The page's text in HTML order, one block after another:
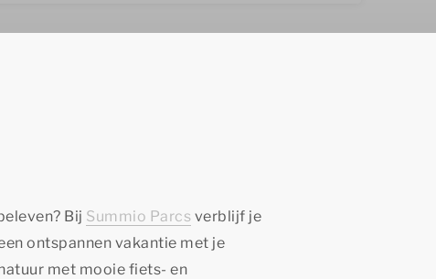
Bij Summio Parcs verblijf je
ontspannen vakantie met je
met mooie fiets- en